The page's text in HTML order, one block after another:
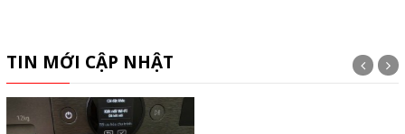
TIN MỚI CẬP NHẬT